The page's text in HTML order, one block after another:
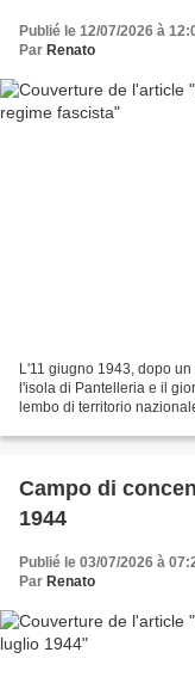
Publié le 12/07/2026 à
Par Renato
L'11 giugno 1943, dopo
l'isola di Pantelleria e il
lembo di territorio
Campo di
1944
Publié le 03/07/2026 à
Par Renato